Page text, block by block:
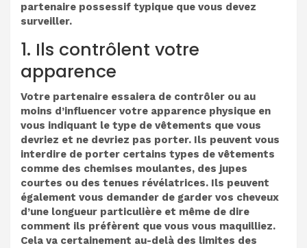
partenaire possessif typique que vous devez
surveiller.
1. Ils contrôlent votre
apparence
Votre partenaire essaiera de contrôler ou au
moins d’influencer votre apparence physique en
vous indiquant le type de vêtements que vous
devriez et ne devriez pas porter. Ils peuvent vous
interdire de porter certains types de vêtements
comme des chemises moulantes, des jupes
courtes ou des tenues révélatrices. Ils peuvent
également vous demander de garder vos cheveux
d’une longueur particulière et même de dire
comment ils préfèrent que vous vous maquilliez.
Cela va certainement au-delà des limites des